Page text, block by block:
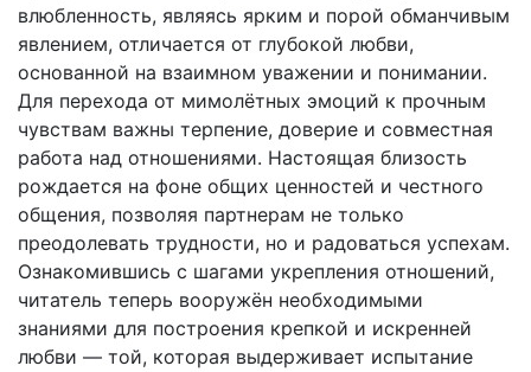
влюбленность, являясь ярким и порой обманчивым
явлением, отличается от глубокой любви,
основанной на взаимном уважении и понимании.
Для перехода от мимолётных эмоций к прочным
чувствам важны терпение, доверие и совместная
работа над отношениями. Настоящая близость
рождается на фоне общих ценностей и честного
общения, позволяя партнерам не только
преодолевать трудности, но и радоваться успехам.
Ознакомившись с шагами укрепления отношений,
читатель теперь вооружён необходимыми
знаниями для построения крепкой и искренней
любви — той, которая выдерживает испытание